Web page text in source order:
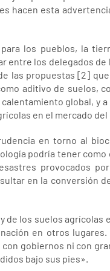
hacen esta
los pueblos, la
los delegados de
las propuestas [2]
aditivo de suelos,
global, y
en el mercado del
en torno al
podría tener
provocados
en la conversión
los suelos agrícolas
en otros
gobiernos ni con
bajo sus pies».